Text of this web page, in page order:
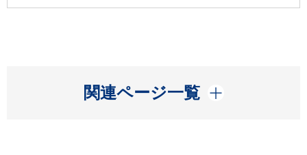
関連ページ一覧
開く